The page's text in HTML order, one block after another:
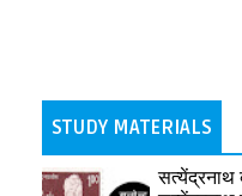
STUDY MATERIALS
सत्येंद्रनाथ